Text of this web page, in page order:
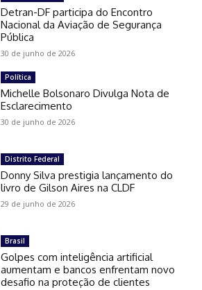
Detran-DF participa do Encontro
Nacional da Aviação de Segurança
Pública
30 de junho de 2026
Política
Michelle Bolsonaro Divulga Nota de
Esclarecimento
30 de junho de 2026
Distrito Federal
Donny Silva prestigia lançamento do
livro de Gilson Aires na CLDF
29 de junho de 2026
Brasil
Golpes com inteligência artificial
aumentam e bancos enfrentam novo
desafio na proteção de clientes